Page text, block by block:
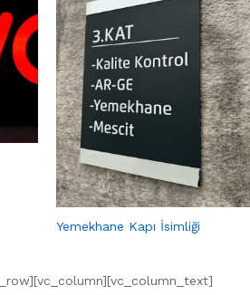
Yemekhane Kapı İsimliği